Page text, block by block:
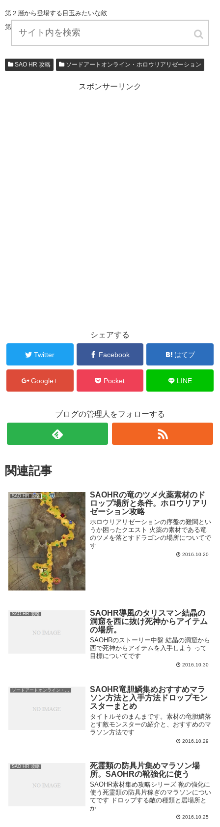
第２層から登場する目玉みたいな敵
第２層から皮膚のないトカゲみたいな敵
SAO HR 攻略 ソードアートオンライン・ホロウリアリゼーション
スポンサーリンク
シェアする
Twitter Facebook はてブ
Google+ Pocket LINE
ブログの管理人をフォローする
関連記事
SAO HR 攻略
SAOHRの竜のツメ火薬素材のド
ロップ場所と条件。ホロウリアリ
ゼーション攻略
ホロウリアリゼーションの序盤の難関とい
うか困ったクエスト 火薬の素材である竜
のツメを落とすドラゴンの場所についてで
す
2016.10.20
SAO HR 攻略
SAOHR導風のタリスマン結晶の
洞窟を西に抜け死神からアイテム
の場所。
SAOHRのストーリー中盤 結晶の洞窟から
西で死神からアイテムを入手しよう って
目標についてです
2016.10.30
ソードアートオンライン・ホロウリアリゼーション
SAOHR竜胆鱗集めおすすめマラ
ソン方法と入手方法ドロップモン
スターまとめ
タイトルそのまんまです。素材の竜胆鱗落
とす敵モンスターの紹介と、おすすめのマ
ラソン方法です
2016.10.29
SAO HR 攻略
死霊類の防具片集めマラソン場
所。SAOHRの靴強化に使う
SAOHR素材集め攻略シリーズ 靴の強化に
使う死霊類の防具片稼ぎのマラソンについ
てです ドロップする敵の種類と居場所と
か
2016.10.25